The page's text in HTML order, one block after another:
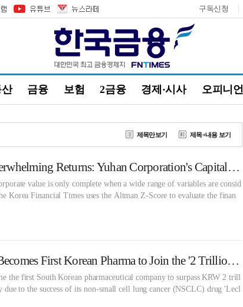
구독신청
산 금융 보험 2금융 경제·시사 오피니언
제목만보기 제목+내용 보기
Solid Finances, Underwhelming Returns: Yuhan Corporation's Capital Efficiency Challenge
value is only complete when a wide range of variables are consid
Korea Financial Times uses the Altman Z-Score to evaluate the finan
Yuhan Corporation Becomes First Korean Pharma to Join the '2 Trillion Won Club'—Will There Be a 'Next Leclaza' This Year?
the first South Korean pharmaceutical company to surpass KRW 2 trill
due to the success of its non-small cell lung cancer (NSCLC) drug 'Lecl